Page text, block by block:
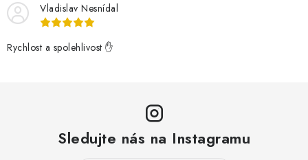
Vladislav Nesnídal
Rychlost a spolehlivost ✋
Sledujte nás na Instagramu